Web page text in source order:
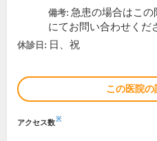
備考: 急患の場合はこ
にてお問い合わせくだ
休診日: 日、祝
この医院の
アクセス数※